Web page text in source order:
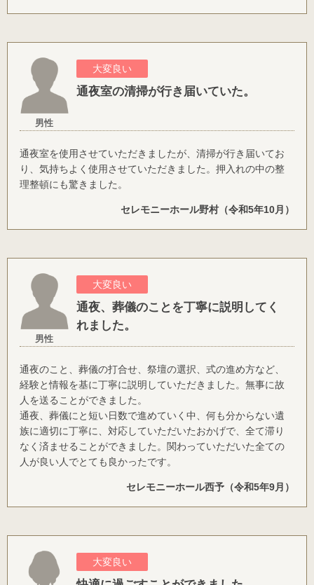
男性
大変良い
通夜室の清掃が行き届いていた。
通夜室を使用させていただきましたが、清掃が行き届いてお
り、気持ちよく使用させていただきました。押入れの中の整
理整頓にも驚きました。
セレモニーホール野村（令和5年10月）
男性
大変良い
通夜、葬儀のことを丁寧に説明してく
れました。
通夜のこと、葬儀の打合せ、祭壇の選択、式の進め方など、
経験と情報を基に丁寧に説明していただきました。無事に故
人を送ることができました。
通夜、葬儀にと短い日数で進めていく中、何も分からない遺
族に適切に丁寧に、対応していただいたおかげで、全て滞り
なく済ませることができました。関わっていただいた全ての
人が良い人でとても良かったです。
セレモニーホール西予（令和5年9月）
大変良い